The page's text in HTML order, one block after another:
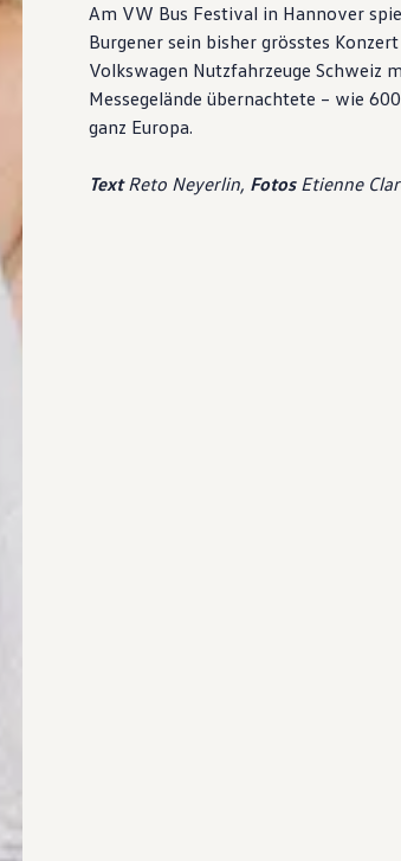
Am VW Bus Festival in Hannover
Burgener sein bisher grösstes
Volkswagen Nutzfahrzeuge Schweiz
Messegelände übernachtete – wie
ganz Europa.
TextReto Neyerlin, FotosEtienne